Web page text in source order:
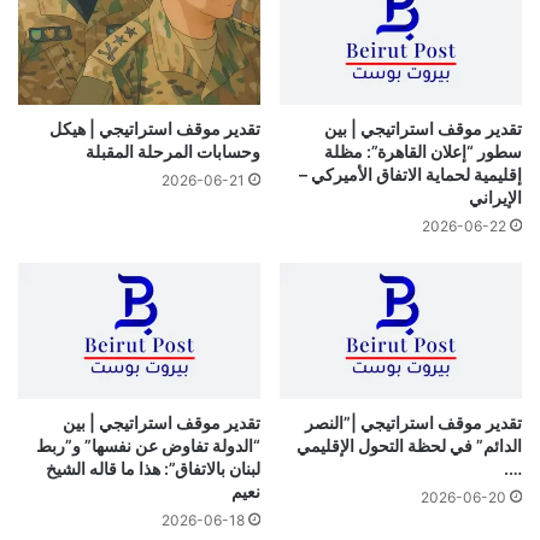
واخراج من تكتل لبنان القوي، مشيرة الى ان ميرنا الشالوحي
ستدرس مبادرة «الحكيم»، رغم انها تتقاطع مع طرح المعارضة
الرئاسي في اكثر من نقطة، خاتمة بان انتخاب رؤساء اللجان النيابية
ومقرريها، سيكون محطة فاصلة بالنسبة للبناني القوي، لتحديد
تحالفاته على ضوء ما ستشهده تلك الانتخابات، ولبيان خطوط
التحالف البيض من السود.
ليس بعيدا، وعشية زيارة مرتقبة للنواب الخارجين من التيار الى
الديمان، استبقهم وفد من «التيار الوطني الحر»، ضم النائبين ندى
البستاني وجورج عطالله ونائبة الرئيس للشؤون السياسية مارتين
نجم كتيلي، والتقى البطريرك مار بشارة بطرس الراعي في مقره
الصيفي في الديمان.
كتلة مسيحية ثالثة
وتشير الأوساط ، إلى أن أحد المطارنة الموارنة. طرح امام زواره
فكرة انشاء تكتل نيابي على غرار ما عرف خلال الحرب بتجمع
تقدير موقف استراتيجي | بين
سطور “إعلان القاهرة”: مظلة
إقليمية لحماية الاتفاق الأميركي –
الإيراني
2026-06-22
تقدير موقف استراتيجي | هيكل
وحسابات المرحلة المقبلة
2026-06-21
تقدير موقف استراتيجي |”النصر
الدائم” في لحظة التحول الإقليمي
….
2026-06-20
تقدير موقف استراتيجي | بين
“الدولة تفاوض عن نفسها” و”ربط
لبنان بالاتفاق”: هذا ما قاله الشيخ
نعيم
2026-06-18